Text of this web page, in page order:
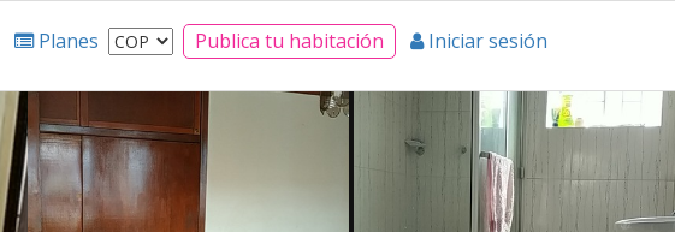
Planes Publica tu habitación Iniciar sesión